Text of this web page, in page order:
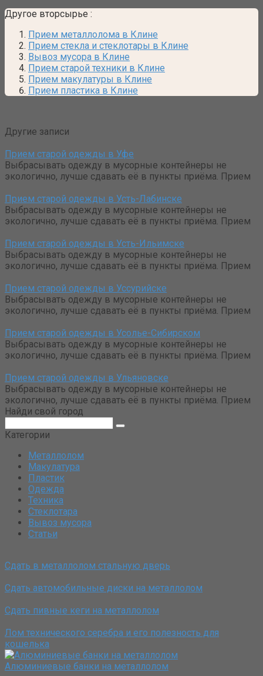
Другое вторсырье :
Прием металлолома в Клине
Прием стекла и стеклотары в Клине
Вывоз мусора в Клине
Прием старой техники в Клине
Прием макулатуры в Клине
Прием пластика в Клине
Другие записи
Прием старой одежды в Уфе
Выбрасывать одежду в мусорные контейнеры не
экологично, лучше сдавать её в пункты приёма. Прием
Прием старой одежды в Усть-Лабинске
Выбрасывать одежду в мусорные контейнеры не
экологично, лучше сдавать её в пункты приёма. Прием
Прием старой одежды в Усть-Ильимске
Выбрасывать одежду в мусорные контейнеры не
экологично, лучше сдавать её в пункты приёма. Прием
Прием старой одежды в Уссурийске
Выбрасывать одежду в мусорные контейнеры не
экологично, лучше сдавать её в пункты приёма. Прием
Прием старой одежды в Усолье-Сибирском
Выбрасывать одежду в мусорные контейнеры не
экологично, лучше сдавать её в пункты приёма. Прием
Прием старой одежды в Ульяновске
Выбрасывать одежду в мусорные контейнеры не
экологично, лучше сдавать её в пункты приёма. Прием
Найди свой город
Категории
Металлолом
Макулатура
Пластик
Одежда
Техника
Стеклотара
Вывоз мусора
Статьи
Сдать в металлолом стальную дверь
Сдать автомобильные диски на металлолом
Сдать пивные кеги на металлолом
Лом технического серебра и его полезность для
кошелька
Алюминиевые банки на металлолом